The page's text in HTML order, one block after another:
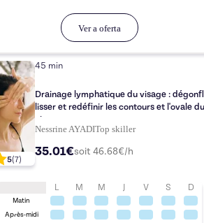
Ver a oferta
5(7)
45 min
Drainage lymphatique du visage :
lisser et redéfinir les contours et l'ovale du
visage
Nessrine AYADITop skiller
35.01€soit 46.68€/h
L M M J V S D
Matin
Après-midi